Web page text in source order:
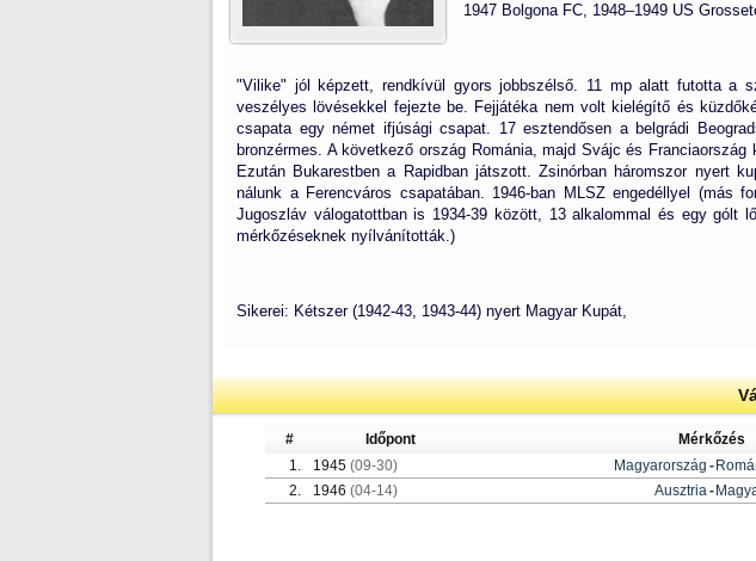
1947 Bolgona FC, 1948–1949 US
"Vilike" jól képzett, rendkívül gyors jobbszélső. 11 mp alatt futotta a
veszélyes lövésekkel fejezte be. Fejjátéka nem volt kielégítő és
csapata egy német ifjúsági csapat. 17 esztendősen a belgrádi
bronzérmes. A következő ország Románia, majd Svájc és
Ezután Bukarestben a Rapidban játszott. Zsinórban háromszor nyert
nálunk a Ferencváros csapatában. 1946-ban MLSZ engedéllyel (más
Jugoszláv válogatottban is 1934-39 között, 13 alkalommal és egy gólt
mérkőzéseknek nyílvánították.)
Sikerei: Kétszer (1942-43, 1943-44) nyert Magyar Kupát,
# Időpont Mérkőzés
1.
1945 (09-30) Magyarország -
2.
1946 (04-14) Ausztria-